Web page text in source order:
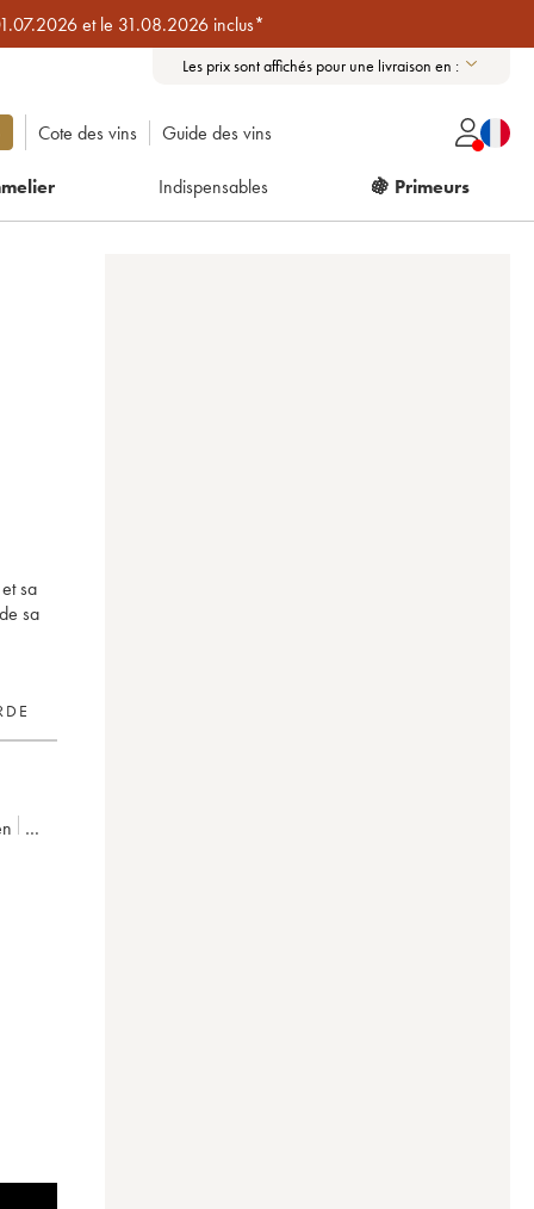
et le 31.08.2026 inclus*
Les prix sont affichés pour une livraison en :
Cote des vins Guide des vins
Indispensables 🍇 Primeurs
sa
sa